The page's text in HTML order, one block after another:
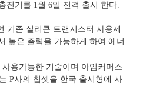
전기를 1월 6일 전격 출시 한다.
기존 실리콘 트랜지스터 사용제
높은 출력을 가능하게 하여 에너
용가능한 기술이며 아임커머스
P사의 칩셋을 한국 출시형에 사